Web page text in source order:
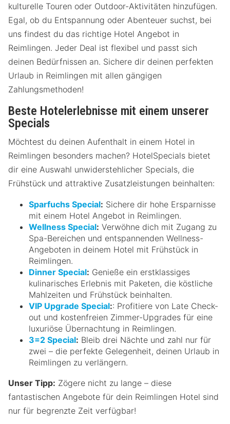
kulturelle Touren oder Outdoor-Aktivitäten hinzufügen.
Egal, ob du Entspannung oder Abenteuer suchst, bei
uns findest du das richtige Hotel Angebot in
Reimlingen. Jeder Deal ist flexibel und passt sich
deinen Bedürfnissen an. Sichere dir deinen perfekten
Urlaub in Reimlingen mit allen gängigen
Zahlungsmethoden!
Beste Hotelerlebnisse mit einem unserer
Specials
Möchtest du deinen Aufenthalt in einem Hotel in
Reimlingen besonders machen? HotelSpecials bietet
dir eine Auswahl unwiderstehlicher Specials, die
Frühstück und attraktive Zusatzleistungen beinhalten:
Sparfuchs Special: Sichere dir hohe Ersparnisse
mit einem Hotel Angebot in Reimlingen.
Wellness Special: Verwöhne dich mit Zugang zu
Spa-Bereichen und entspannenden Wellness-
Angeboten in deinem Hotel mit Frühstück in
Reimlingen.
Dinner Special: Genieße ein erstklassiges
kulinarisches Erlebnis mit Paketen, die köstliche
Mahlzeiten und Frühstück beinhalten.
VIP Upgrade Special:: Profitiere von Late Check-
out und kostenfreien Zimmer-Upgrades für eine
luxuriöse Übernachtung in Reimlingen.
3=2 Special: Bleib drei Nächte und zahl nur für
zwei – die perfekte Gelegenheit, deinen Urlaub in
Reimlingen zu verlängern.
Unser Tipp: Zögere nicht zu lange – diese
fantastischen Angebote für dein Reimlingen Hotel sind
nur für begrenzte Zeit verfügbar!